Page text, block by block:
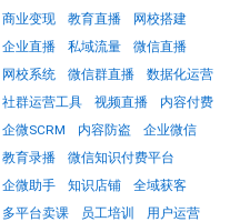
商业变现
教育直播
网校搭建
企业直播
私域流量
微信直播
网校系统
微信群直播
数据化运营
社群运营工具
视频直播
内容付费
企微SCRM
内容防盗
企业微信
教育录播
微信知识付费平台
企微助手
知识店铺
全域获客
多平台卖课
员工培训
用户运营